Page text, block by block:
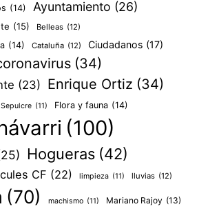
(14) Ayuntamiento (26)
(15) Belleas (12)
(14) Cataluña (12) Ciudadanos (17)
(34)
(23) Enrique Ortiz (34)
(11) Flora y fauna (14)
(100)
Hogueras (42)
CF (22) limpieza (11) lluvias (12)
(70) machismo (11) Mariano Rajoy (13)